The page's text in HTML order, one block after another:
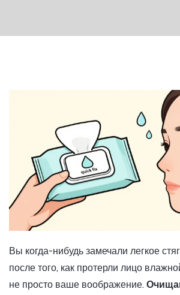
Вы когда-нибудь замечали легкое
после того, как протерли лицо
не просто ваше воображение.